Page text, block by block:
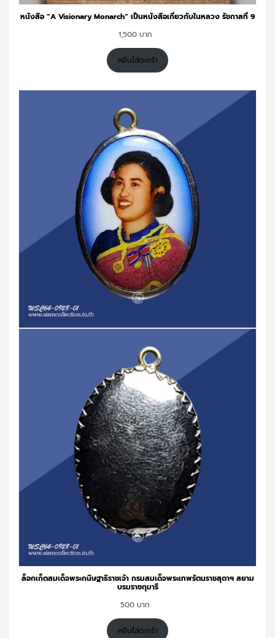
หนังสือ “A Visionary Monarch” เป็นหนังสือเกี่ยวกับในหลวง รัชกาลที่ 9
1,500
หยิบใส่ตะกร้า
ล็อกเก็ตสมเด็จพระกนิษฐาธิราชเจ้า กรมสมเด็จพระเทพรัตนราชสุดาฯ สยาม
บรมราชกุมารี
500
หยิบใส่ตะกร้า